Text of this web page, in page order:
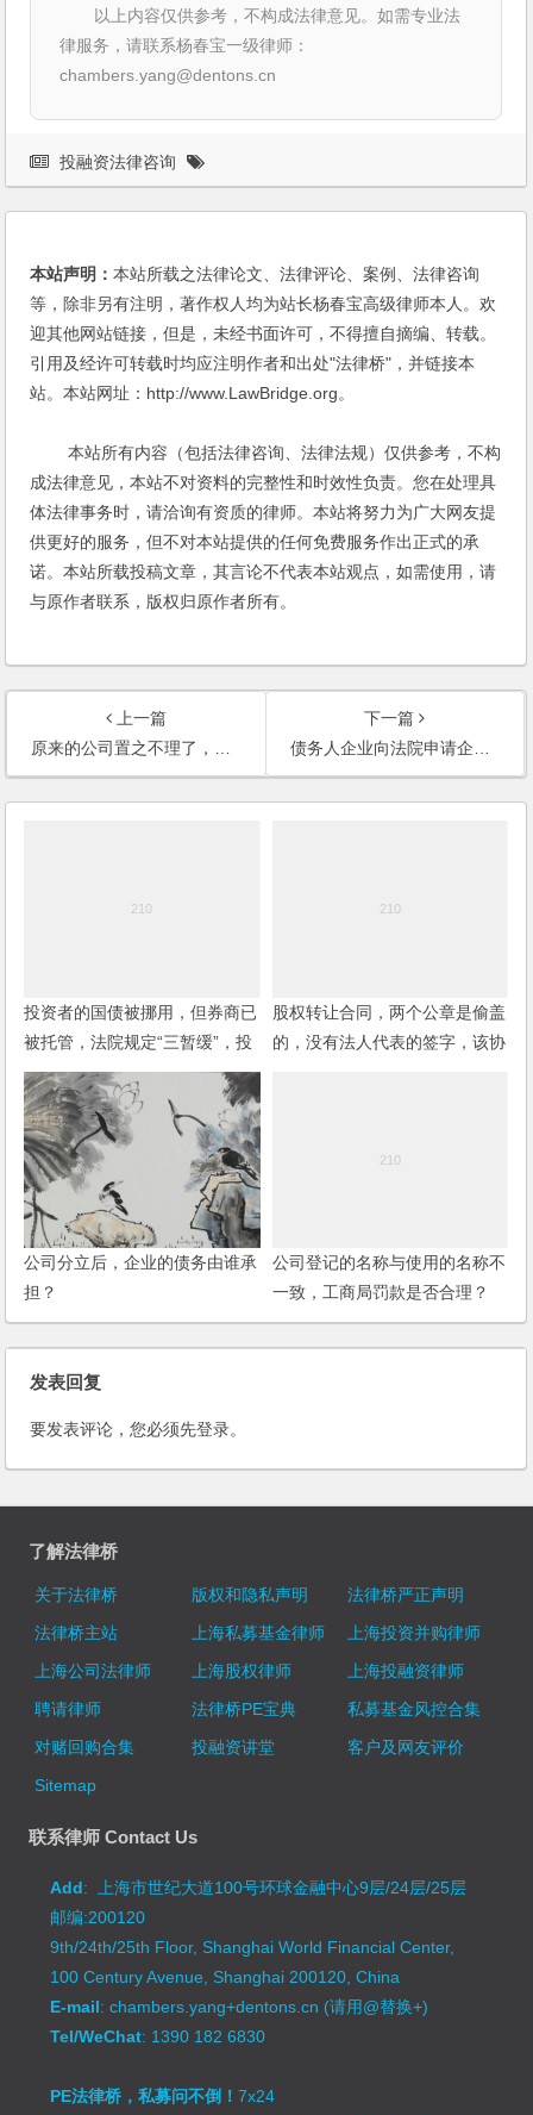
以上内容仅供参考，不构成法律意见。如需专业法
律服务，请联系杨春宝一级律师：
chambers.yang@dentons.cn
投融资法律咨询
本站声明：本站所载之法律论文、法律评论、案例、法律咨询
等，除非另有注明，著作权人均为站长杨春宝高级律师本人。欢
迎其他网站链接，但是，未经书面许可，不得擅自摘编、转载。
引用及经许可转载时均应注明作者和出处"法律桥"，并链接本
站。本站网址：http://www.LawBridge.org。
本站所有内容（包括法律咨询、法律法规）仅供参考，不构
成法律意见，本站不对资料的完整性和时效性负责。您在处理具
体法律事务时，请洽询有资质的律师。本站将努力为广大网友提
供更好的服务，但不对本站提供的任何免费服务作出正式的承
诺。本站所载投稿文章，其言论不代表本站观点，如需使用，请
与原作者联系，版权归原作者所有。
上一篇
原来的公司置之不理了，不报税、不年检，也不去办注销，还可以在开公司吗？是否有影响？
下一篇
债务人企业向法院申请企业破产清算，程序如何？
投资者的国债被挪用，但券商已
被托管，法院规定“三暂缓”，投
资者如何维护权利？
股权转让合同，两个公章是偷盖
的，没有法人代表的签字，该协
公司分立后，企业的债务由谁承
担？
公司登记的名称与使用的名称不
一致，工商局罚款是否合理？
(2006)
发表回复
要发表评论，您必须先登录。
了解法律桥
关于法律桥 版权和隐私声明
法律桥严正声明
法律桥主站
上海私募基金律师
上海投资并购律师
上海公司法律师
上海股权律师
上海投融资律师
聘请律师
法律桥PE宝典
私募基金风控合集
对赌回购合集
投融资讲堂
客户及网友评价
Sitemap
联系律师 Contact Us
Add: 上海市世纪大道100号环球金融中心9层/24层/25层
邮编:200120
9th/24th/25th Floor, Shanghai World Financial Center,
100 Century Avenue, Shanghai 200120, China
E-mail: chambers.yang+dentons.cn (请用@替换+)
Tel/WeChat: 1390 182 6830
PE法律桥，私募问不倒！7x24